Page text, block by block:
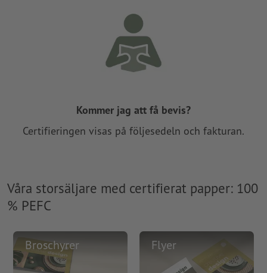
Kommer jag att få bevis?
Certifieringen visas på följesedeln och fakturan.
Våra storsäljare med certifierat papper: 100
% PEFC
Broschyrer Flyer